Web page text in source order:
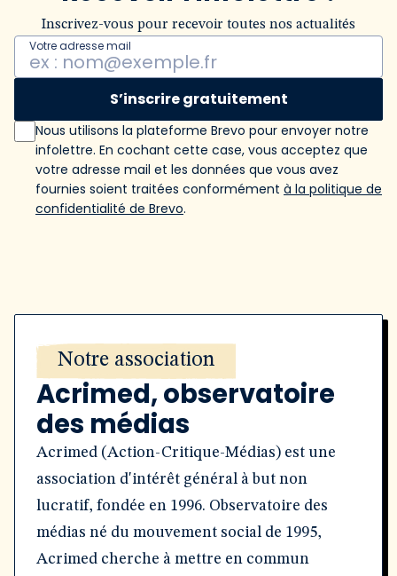
Inscrivez-vous pour recevoir toutes nos actualités
Votre adresse mail
S’inscrire gratuitement
Nous utilisons la plateforme Brevo pour envoyer notre
infolettre. En cochant cette case, vous acceptez que
votre adresse mail et les données que vous avez
fournies soient traitées conformément à la politique de
confidentialité de Brevo.
Notre association
Acrimed, observatoire
des médias
Acrimed (Action-Critique-Médias) est une
association d'intérêt général à but non
lucratif, fondée en 1996. Observatoire des
médias né du mouvement social de 1995,
Acrimed cherche à mettre en commun